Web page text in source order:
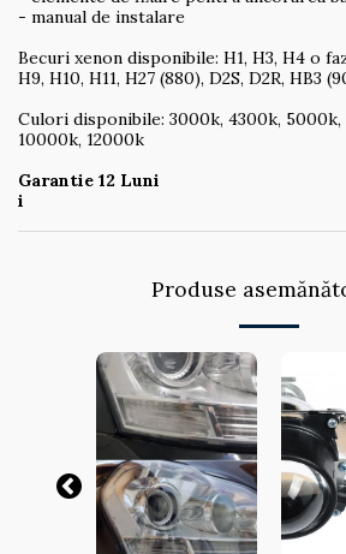
- manual de instalare
Becuri xenon disponibile: H1, H3, H4 o
H9, H10, H11, H27 (880), D2S, D2R, HB3
Culori disponibile: 3000k, 4300k,
10000k, 12000k
Garantie 12 Luni
i
Produse